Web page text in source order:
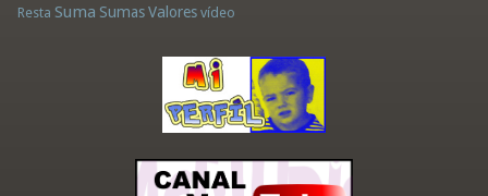
Resta Suma Sumas Valores vídeo